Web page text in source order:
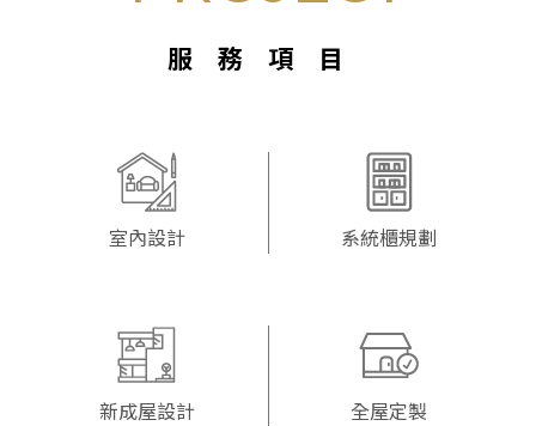
服務項目
室內設計 系統櫃規劃
新成屋設計 全屋定製